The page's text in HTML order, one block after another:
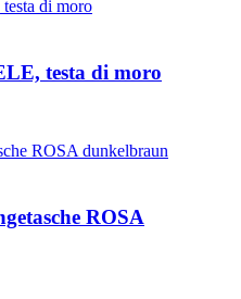
testa di moro
ROSA